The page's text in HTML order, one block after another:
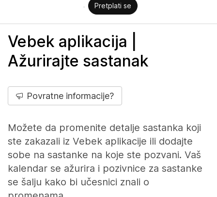
Pretplati se
Vebek aplikacija |
Ažurirajte sastanak
Povratne informacije?
Možete da promenite detalje sastanka koji
ste zakazali iz Vebek aplikacije ili dodajte
sobe na sastanke na koje ste pozvani. Vaš
kalendar se ažurira i pozivnice za sastanke
se šalju kako bi učesnici znali o